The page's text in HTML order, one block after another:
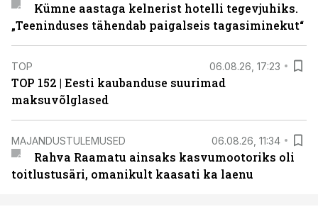
Kümne aastaga kelnerist hotelli tegevjuhiks.
„Teeninduses tähendab paigalseis tagasiminekut“
TOP 06.08.26, 17:23
TOP 152 | Eesti kaubanduse suurimad
maksuvõlglased
MAJANDUSTULEMUSED 06.08.26, 11:34
Rahva Raamatu ainsaks kasvumootoriks oli
toitlustusäri, omanikult kaasati ka laenu